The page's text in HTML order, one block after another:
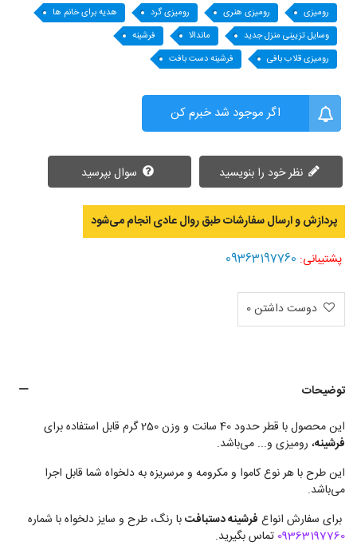
رومیزی رومیزی هنری رومیزی گرد
هدیه برای خانم ها
وسایل تزیینی منزل جدید
ماندالا
فرشینه
رومیزی قلاب بافی
فرشینه دست بافت
اگر موجود شد خبرم کن
نظر خود را بنویسید
پردازش و ارسال سفارشات طبق روال عادی انجام می‌‌شود
پشتیبانی: 09363197760
دوست داشتن0
توضیحات
این محصول با قطر حدود 40 سانت و وزن 250 گرم قابل استفاده برای
فرشینه، رومیزی و... می‌باشد.
این طرح با هر نوع کاموا و مکرومه و مرسریزه به دلخواه شما قابل اجرا
می‌باشد.
برای سفارش انواع فرشینه دستبافتبا رنگ، طرح و سایز دلخواه با شماره
09363197760 تماس بگیرید.